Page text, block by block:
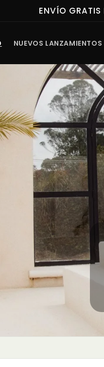
COMPRA A 3
NUEVOS LANZAMIENTOS